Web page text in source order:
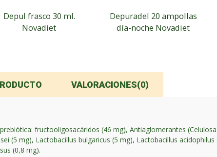
Depul frasco 30 ml.
Novadiet
Depuradel 20 ampollas
día-noche Novadiet
VALORACIONES(0)
fructooligosacáridos (46 mg), Antiaglomerantes
(5 mg), Lactobacillus bulgaricus (5 mg), Lactobacillus
(0,8 mg).